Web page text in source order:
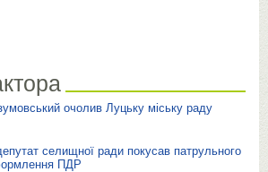
очолив Луцьку міську раду
селищної ради покусав патрульного
ПДР